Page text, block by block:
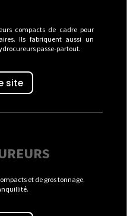
compacts de cadre pour
Ils fabriquent aussi un
passe-partout.
site
et de gros tonnage.